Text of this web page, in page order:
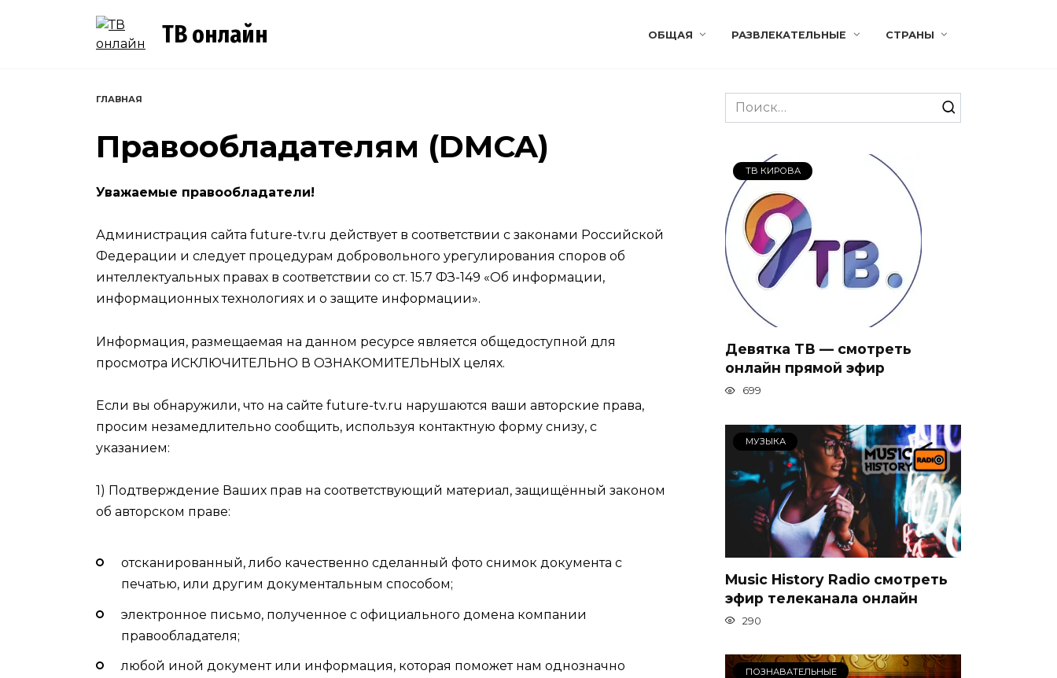
ТВ онлайн ОБЩАЯ РАЗВЛЕКАТЕЛЬНЫЕ СТРАНЫ
ГЛАВНАЯ
Правообладателям (DMCA)
Уважаемые правообладатели!
Администрация сайта future-tv.ru действует в соответствии с законами Российской
Федерации и следует процедурам добровольного урегулирования споров об
интеллектуальных правах в соответствии со ст. 15.7 ФЗ-149 «Об информации,
информационных технологиях и о защите информации».
Информация, размещаемая на данном ресурсе является общедоступной для
просмотра ИСКЛЮЧИТЕЛЬНО В ОЗНАКОМИТЕЛЬНЫХ целях.
Если вы обнаружили, что на сайте future-tv.ru нарушаются ваши авторские права,
просим незамедлительно сообщить, используя контактную форму снизу, с
указанием:
1) Подтверждение Ваших прав на соответствующий материал, защищённый законом
об авторском праве:
отсканированный, либо качественно сделанный фото снимок документа с
печатью, или другим документальным способом;
электронное письмо, полученное с официального домена компании
правообладателя;
любой иной документ или информация, которая поможет нам однозначно
Search
for:
ТВ КИРОВА
Девятка ТВ — смотреть
онлайн прямой эфир
699
МУЗЫКА
Music History Radio смотреть
эфир телеканала онлайн
290
ПОЗНАВАТЕЛЬНЫЕ